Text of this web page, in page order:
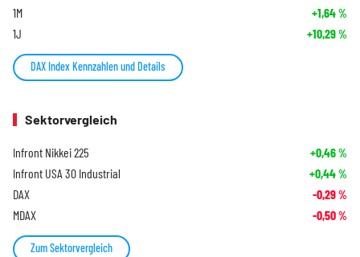
1M +1,64%
1J +10,29%
DAX Index Kennzahlen und Details
Sektorvergleich
Infront Nikkei 225 +0,46%
Infront USA 30 Industrial +0,44%
DAX -0,29%
MDAX -0,50%
Zum Sektorvergleich